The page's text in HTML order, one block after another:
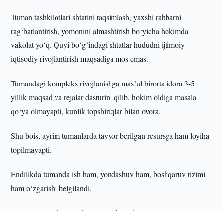
Tuman tashkilotlari shtatini taqsimlash, yaxshi rahbarni
rag‘batlantirish, yomonini almashtirish bo‘yicha hokimda
vakolat yo‘q. Quyi bo‘g‘indagi shtatlar hududni ijtimoiy-
iqtisodiy rivojlantirish maqsadiga mos emas.
Tumandagi kompleks rivojlanishga masʼul birorta idora 3-5
yillik maqsad va rejalar dasturini qilib, hokim oldiga masala
qo‘ya olmayapti, kunlik topshiriqlar bilan ovora.
Shu bois, ayrim tumanlarda tayyor berilgan resursga ham loyiha
topilmayapti.
Endilikda tumanda ish ham, yondashuv ham, boshqaruv tizimi
ham o‘zgarishi belgilandi.